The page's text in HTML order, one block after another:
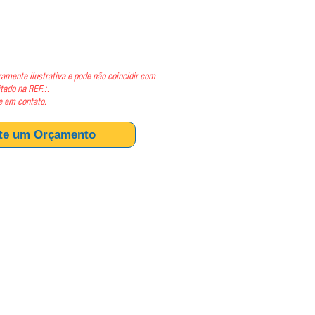
um Orçamento
ilustrativa e pode não coincidir com
na REF.:.
em contato.